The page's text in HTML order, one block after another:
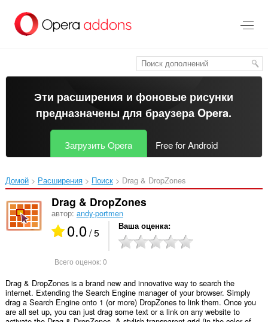
перейти
Эти расширения и фоновые рисунки
предназначены длябраузера Opera.
Загрузить Opera Free for Android
Домой Расширения Поиск Drag & DropZones‎
Drag & DropZones
автор: andy-portmen
0.0/ 5 Ваша оценка
Всего оценок:0
Drag & DropZones is a brand new and innovative way to search the
internet. Extending the Search Engine manager of your browser. Simply
drag a Search Engine onto 1 (or more) DropZones to link them. Once you
are all set up, you can just drag some text or a link on any website to